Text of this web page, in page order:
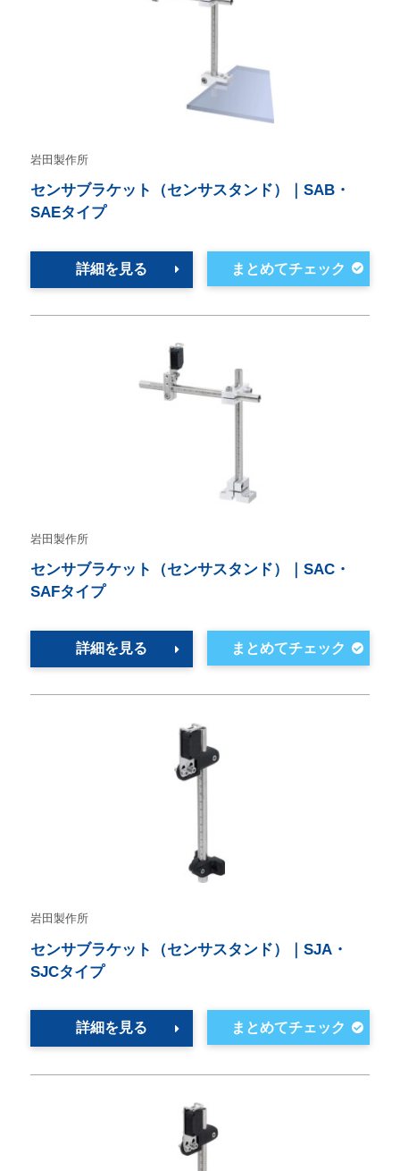
岩田製作所
センサブラケット（センサスタンド）｜SAB・
SAEタイプ
詳細を見る
岩田製作所
センサブラケット（センサスタンド）｜SAC・
SAFタイプ
詳細を見る
岩田製作所
センサブラケット（センサスタンド）｜SJA・
SJCタイプ
詳細を見る